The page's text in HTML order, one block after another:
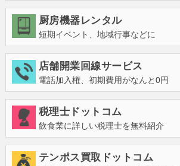
厨房機器レンタル
短期イベント、地域行事などに
店舗開業回線サービス
電話加入権、初期費用がなんと0円
税理士ドットコム
飲食業に詳しい税理士を無料紹介
テンポス買取ドットコム